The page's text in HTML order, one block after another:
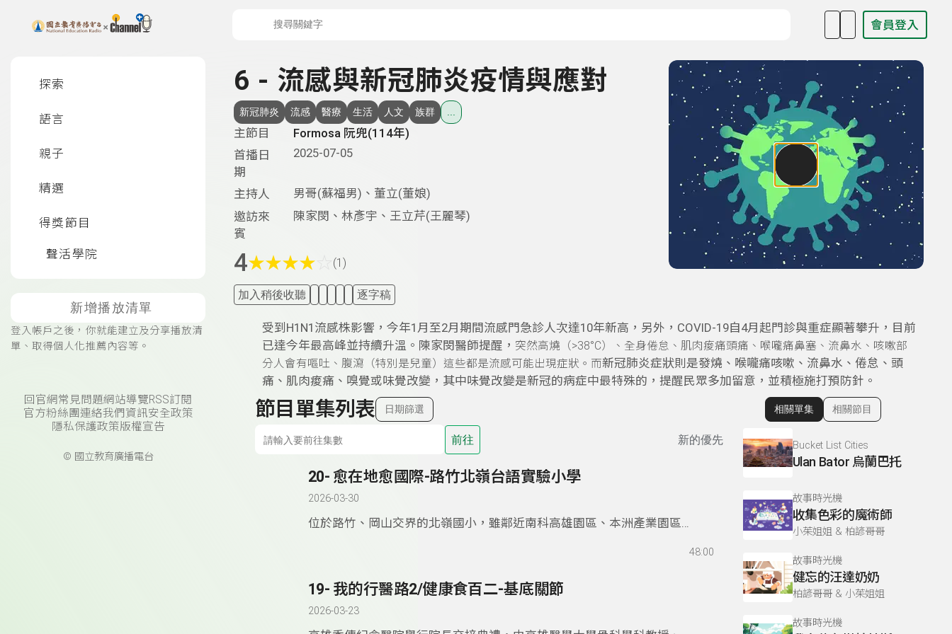
上方功能區塊 會員登入
探索
語言
親子
精選
得獎節目
聲活學院
新增播放清單
登入帳戶之後，你就能建立及分享播放清
單、取得個人化推薦內容等。
回官網常見問題網站導覽RSS訂閱
官方粉絲團連絡我們 資訊安全政策
隱私保護政策版權宣告
© 國立教育廣播電台
6 - 流感與新冠肺炎疫情與應對
新冠肺炎 流感 醫療 生活 人文 族群
主節目
Formosa 阮兜(114年)
首播日
期
2025-07-05
主持人
男哥(蘇福男)、董立(董娘)
邀訪來
賓
陳家閔、林彥宇、王立芹(王麗琴)
4★★★★ (1)
加入稍後收聽 逐字稿
受到H1N1流感株影響，今年1月至2月期間流感門急診人次達10年新高，另外，COVID‑19自4月起門診與重症顯著攀升，目前
已達今年最高峰並持續升溫。陳家閔醫師提醒， 突然高燒（>38°C）、全身倦怠、肌肉痠痛頭痛、喉嚨痛鼻塞、流鼻水、咳嗽部
分人會有嘔吐、腹瀉（特別是兒童）這些都是流感可能出現症狀。而新冠肺炎症狀則是發燒、喉嚨痛咳嗽、流鼻水、倦怠、頭
痛、肌肉痠痛、嗅覺或味覺改變，其中味覺改變是新冠的病症中最特殊的，提醒民眾多加留意，並積極施打預防針。
節目單集列表 日期篩選
前往 新的優先
20- 愈在地愈國際-路竹北嶺台語實驗小學
2026-03-30
位於路竹、岡山交界的北嶺國小，雖鄰近南科高雄園區、本洲產業園區，
等因素衝擊下，早在十幾年前縣市合併之前，北嶺國小即因學生數不足差
在。校長蘇恆欽說，舊地名「北嶺墘」社區是以台語為母語的社區，校方
2年前決定轉型為台語實驗學校，經召開說明會有高達8成家長參與並贊
同，在歷經1年多籌備，這學期獲高市教育局核准設立，由於具有台語教
48:00
19- 我的行醫路2/健康食百二-基底關節
2026-03-23
顯示相關單集
相關單集 相關節目
Bucket List Cities
Ulan Bator 烏蘭巴托
故事時光機
收集色彩的魔術師
小茱姐姐 & 柏諺哥哥
故事時光機
健忘的汪達奶奶
柏諺哥哥 & 小茱姐姐
故事時光機